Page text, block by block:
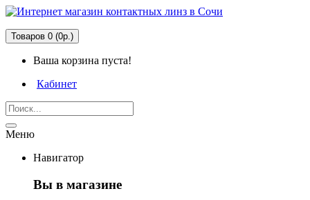
Товаров 0 (0р.)
Ваша корзина пуста!
Кабинет
Меню
Навигатор
Вы в магазине